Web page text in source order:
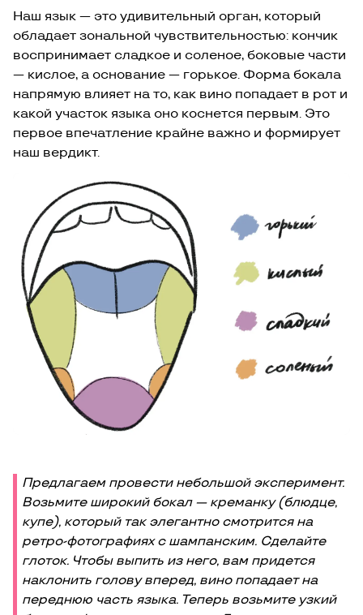
Наш язык — это удивительный орган, который
обладает зональной чувствительностью: кончик
воспринимает сладкое и соленое, боковые части
— кислое, а основание — горькое. Форма бокала
напрямую влияет на то, как вино попадает в рот и
какой участок языка оно коснется первым. Это
первое впечатление крайне важно и формирует
наш вердикт.
Предлагаем провести небольшой эксперимент.
Возьмите широкий бокал — креманку (блюдце,
купе), который так элегантно смотрится на
ретро-фотографиях с шампанским. Сделайте
глоток. Чтобы выпить из него, вам придется
наклонить голову вперед, вино попадает на
переднюю часть языка. Теперь возьмите узкий